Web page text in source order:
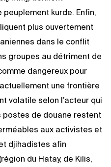
kurde. Enfin,
plus ouvertement
dans le conflit
groupes au détriment de
dangereux pour
une frontière
volatile selon l’acteur qui
postes de douane restent
aux activistes et
djihadistes afin
du Hatay, de Kilis,